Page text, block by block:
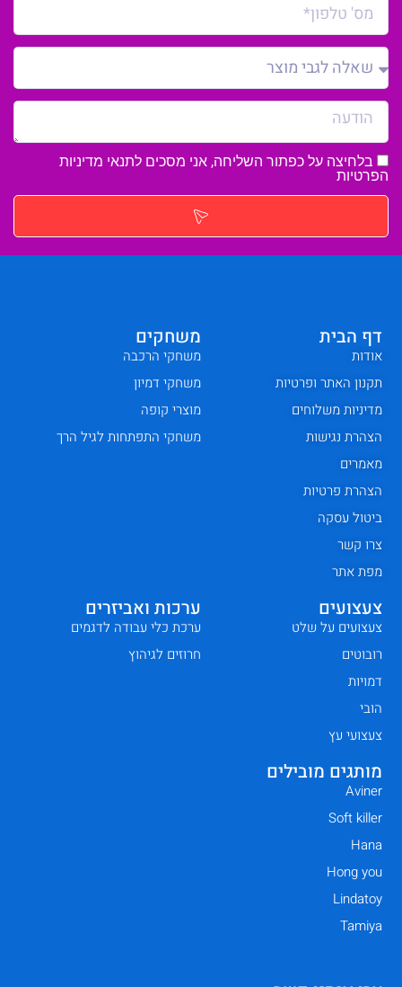
בלחיצה על כפתור השליחה, אני מסכים לתנאי מדיניות
הפרטיות
דף הבית
אודות
תקנון האתר ופרטיות
מדיניות משלוחים
הצהרת נגישות
מאמרים
הצהרת פרטיות
ביטול עסקה
צרו קשר
מפת אתר
משחקים
משחקי הרכבה
משחקי דמיון
מוצרי קופה
משחקי התפתחות לגיל הרך
צעצועים
צעצועים על שלט
רובוטים
דמויות
הובי
צעצועי עץ
ערכות ואביזרים
ערכת כלי עבודה לדגמים
חרוזים לגיהוץ
מותגים מובילים
Aviner
Soft killer
Hana
Hong you
Lindatoy
Tamiya